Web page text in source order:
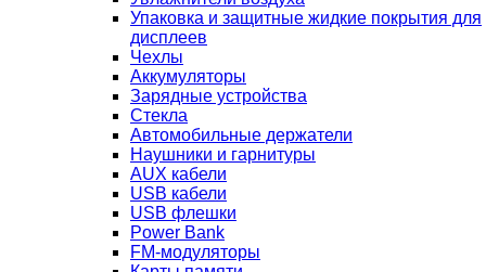
Упаковка и защитные жидкие покрытия для
дисплеев
Чехлы
Аккумуляторы
Зарядные устройства
Стекла
Автомобильные держатели
Наушники и гарнитуры
AUX кабели
USB кабели
USB флешки
Power Bank
FM-модуляторы